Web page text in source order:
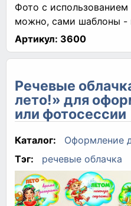
Фото с использованием
можно, сами шаблоны -
Артикул: 3600
Речевые
лето!» для
или фотосессии
Каталог:
Оформление
Тэг:
речевые облачка